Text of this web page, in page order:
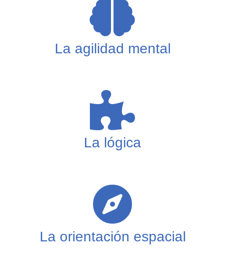
La agilidad mental
La lógica
La orientación espacial